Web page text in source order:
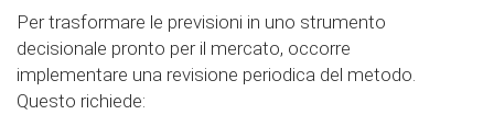
Per trasformare le previsioni in uno strumento
decisionale pronto per il mercato, occorre
implementare una revisione periodica del metodo.
Questo richiede: